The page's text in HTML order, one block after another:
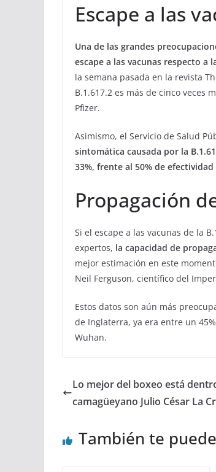
Escape a las
Una de las grandes
escape a las vacunas respecto
la semana pasada en la revista
B.1.617.2 es más de cinco veces
Pfizer.
Asimismo, el Servicio de Salud
sintomática causada por la
33%, frente al 50% de
Propagación
Si el escape a las vacunas de la
expertos, la capacidad de
mejor estimación en este
Neil Ferguson, científico del
Estos datos son aún más
de Inglaterra, ya era entre un
Wuhan.
Lo mejor del boxeo está
camagüeyano Julio César La
También te